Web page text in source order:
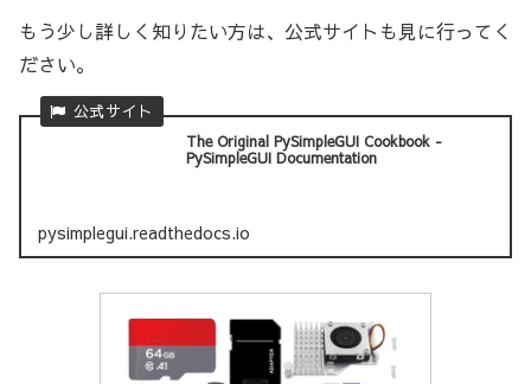
もう少し詳しく知りたい方は、公式サイトも見に行ってく
ださい。
The Original PySimpleGUI Cookbook -
PySimpleGUI Documentation
pysimplegui.readthedocs.io